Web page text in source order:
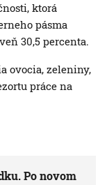
ktorá
pásma
30,5 percenta.
ovocia, zeleniny,
práce na
Po novom